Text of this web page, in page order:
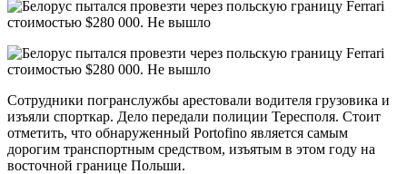
Сотрудники погранслужбы арестовали водителя грузовика и
изъяли спорткар. Дело передали полиции Тересполя. Стоит
отметить, что обнаруженный Portofino является самым
дорогим транспортным средством, изъятым в этом году на
восточной границе Польши.